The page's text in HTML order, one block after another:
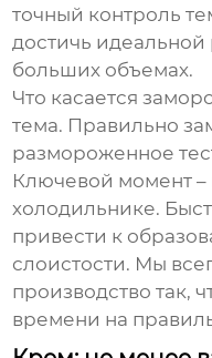
точный контроль
достичь идеальной
больших объемах.
Что касается
тема. Правильно
размороженное
Ключевой момент –
холодильнике.
привести к
слоистости. Мы
производство так,
времени на